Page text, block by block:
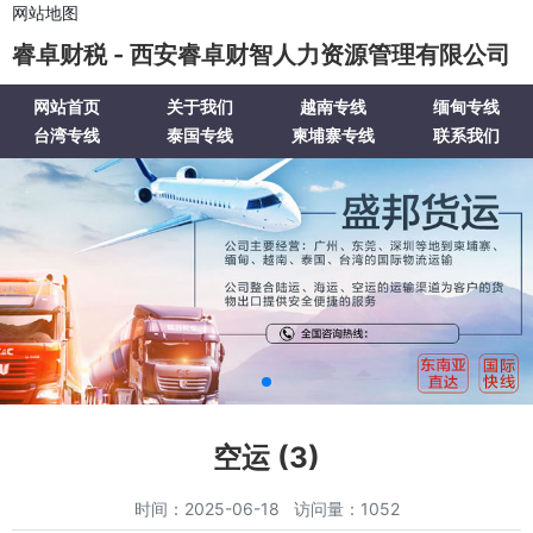
网站地图
睿卓财税 - 西安睿卓财智人力资源管理有限公司
网站首页 关于我们 越南专线
缅甸专线
台湾专线
泰国专线 柬埔寨专线 联系我们
空运 (3)
时间：2025-06-18 访问量：1052